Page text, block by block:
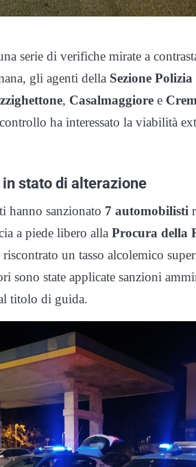
serie di verifiche mirate a
gli agenti della Sezione
, Casalmaggiore e
ha interessato la viabilità
stato di alterazione
hanno sanzionato 7 automobilisti
a piede libero alla Procura della
un tasso alcolemico
sono state applicate sanzioni
titolo di guida.